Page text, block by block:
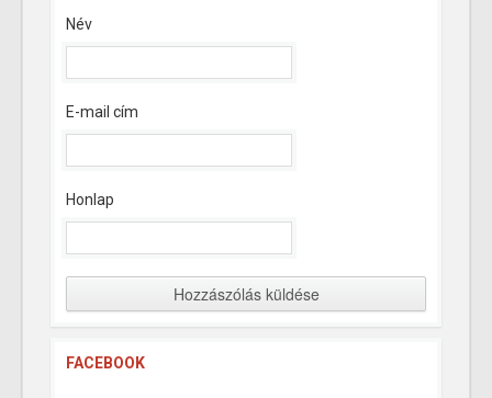
Név
E-mail cím
Honlap
FACEBOOK